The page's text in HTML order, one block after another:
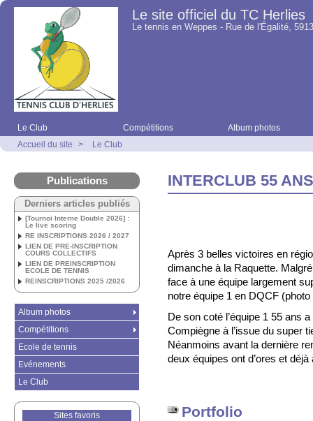
Le site officiel du TC Herlies
Le tennis en Weppes - Rue de l'Égalité,
Le Club Compétitions
Album photos
Accueil du site
> Le Club
INTERCLUB 55 ANS
Après 3 belles victoires en
dimanche à la Raquette.
face à une équipe largement
notre équipe 1 en DQCF
De son coté l’équipe 1 55 ans
Compiègne à l’issue du super
Néanmoins avant la dernière
deux équipes ont d’ores et
Portfolio
Publications
Derniers articles publiés
[Tournoi Interne Double 2026] :
Le live scoring
RE INSCRIPTIONS 2026 / 2027
LIEN DE PRE-INSCRIPTION
COURS COLLECTIFS
LIEN DE PREINSCRIPTION
ECOLE DE TENNIS
REINSCRIPTIONS 2025 /2026
Album photos
Compétitions
Ecole de tennis
Evénements
Le Club
Sites favoris